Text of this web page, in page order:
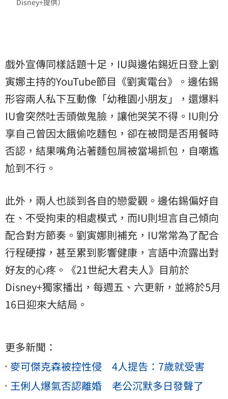
Disney+提供）
戲外宣傳同樣話題十足，IU與邊佑錫近日登上劉
寅娜主持的YouTube節目《劉寅電台》。邊佑錫
形容兩人私下互動像「幼稚園小朋友」，還爆料
IU會突然吐舌頭做鬼臉，讓他哭笑不得。IU則分
享自己曾因太餓偷吃麵包，卻在被問是否用餐時
否認，結果嘴角沾著麵包屑被當場抓包，自嘲尷
尬到不行。
此外，兩人也談到各自的戀愛觀。邊佑錫偏好自
在、不受拘束的相處模式，而IU則坦言自己傾向
配合對方節奏。劉寅娜則補充，IU常常為了配合
行程硬撐，甚至累到影響健康，言語中流露出對
好友的心疼。《21世紀大君夫人》目前於
Disney+獨家播出，每週五、六更新，並將於5月
16日迎來大結局。
更多新聞：
麥可傑克森被控性侵 4人提告：7歲就受害
王俐人爆氣否認離婚 老公沉默多日發聲了